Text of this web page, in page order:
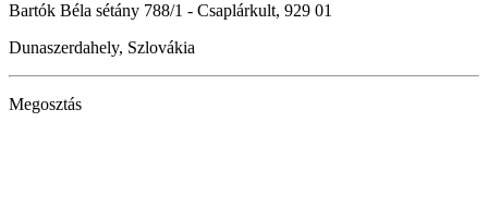
Bartók Béla sétány 788/1 - Csaplárkult, 929 01
Dunaszerdahely, Szlovákia
Megosztás